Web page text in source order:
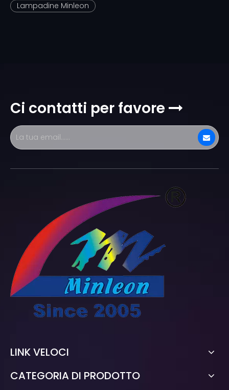
Lampadine Minleon
Ci contatti per favore 
LINK VELOCI
CATEGORIA DI PRODOTTO